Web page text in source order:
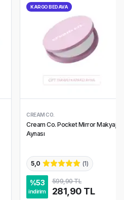
KARGO BEDAVA
CREAM CO.
Cream Co. Pocket Mirror Makyaj
Aynası
5,0 (1)
%53
indirim
599,90 TL
281,90 TL